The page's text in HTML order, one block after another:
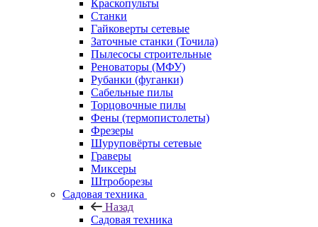
Краскопульты
Станки
Гайковерты сетевые
Заточные станки (Точила)
Пылесосы строительные
Реноваторы (МФУ)
Рубанки (фуганки)
Сабельные пилы
Торцовочные пилы
Фены (термопистолеты)
Фрезеры
Шуруповёрты сетевые
Граверы
Миксеры
Штроборезы
Садовая техника
Назад
Садовая техника